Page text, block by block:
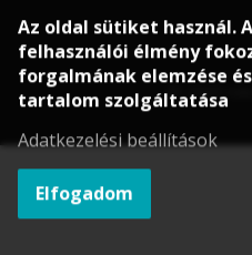
© 2020
Az oldal sütiket használ.
felhasználói élmény
forgalmának elemzése
tartalom szolgáltatása
Adatkezelési beállítások
Elfogadom